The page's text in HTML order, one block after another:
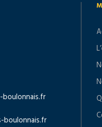
boulonnais.fr
boulonnais.fr